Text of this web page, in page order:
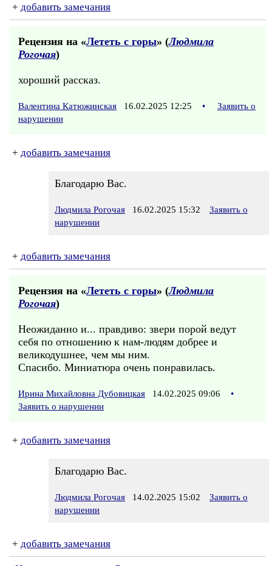
+ добавить замечания
Рецензия на «Лететь с горы» (Людмила
Рогочая)
хороший рассказ.
Валентина Катюжинская 16.02.2025 12:25 •
Заявить о
нарушении
+ добавить замечания
Благодарю Вас.
Людмила Рогочая 16.02.2025 15:32
Заявить о
нарушении
+ добавить замечания
Рецензия на «Лететь с горы» (Людмила
Рогочая)
Неожиданно и... правдиво: звери порой ведут
себя по отношению к нам-людям добрее и
великодушнее, чем мы ним.
Спасибо. Миниатюра очень понравилась.
Ирина Михайловна Дубовицкая 14.02.2025 09:06
•
Заявить о нарушении
+ добавить замечания
Благодарю Вас.
Людмила Рогочая 14.02.2025 15:02
Заявить о
нарушении
+ добавить замечания